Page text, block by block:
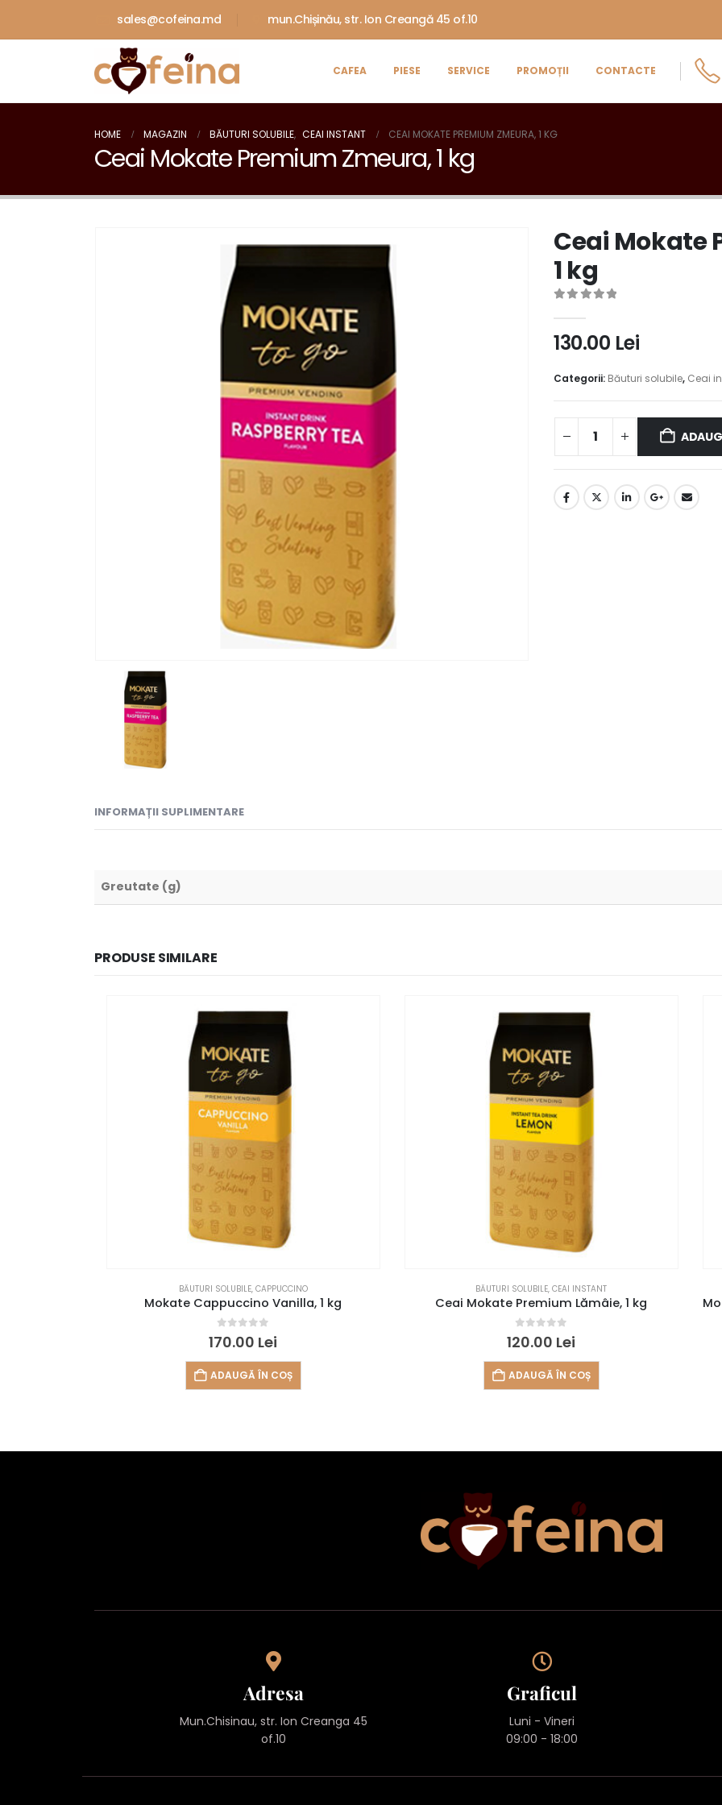
sales@cofeina.md mun.Chișinău, str. Ion Creangă 45 of.10
CAFEA PIESE SERVICE PROMOȚII CONTACTE
HOME MAGAZIN BĂUTURI SOLUBILE, CEAI INSTANT CEAI MOKATE PREMIUM ZMEURA, 1 KG
Ceai Mokate Premium Zmeura, 1 kg
Ceai Mokate
1 kg
130.00 Lei
Categorii: Băuturi solubile, Ceai
INFORMAȚII SUPLIMENTARE
Greutate (g)
PRODUSE SIMILARE
BĂUTURI SOLUBILE, CAPPUCCINO
Mokate Cappuccino Vanilla, 1 kg
0 out of 5
170.00 Lei
ADAUGĂ ÎN COȘ
BĂUTURI SOLUBILE,CEAI INSTANT
Ceai Mokate Premium Lămâie, 1 kg
0 out of 5
120.00 Lei
ADAUGĂ ÎN COȘ
Adresa
Mun.Chisinau, str. Ion Creanga 45
of.10
Graficul
Luni - Vineri
09:00 - 18:00